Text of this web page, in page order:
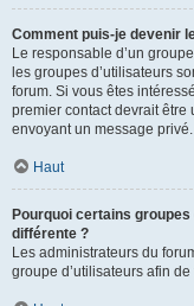
Comment puis-je devenir
Le responsable d’un
les groupes d’utilisateurs
forum. Si vous êtes
premier contact devrait être
envoyant un message privé.
Haut
Pourquoi certains
différente ?
Les administrateurs du
groupe d’utilisateurs afin